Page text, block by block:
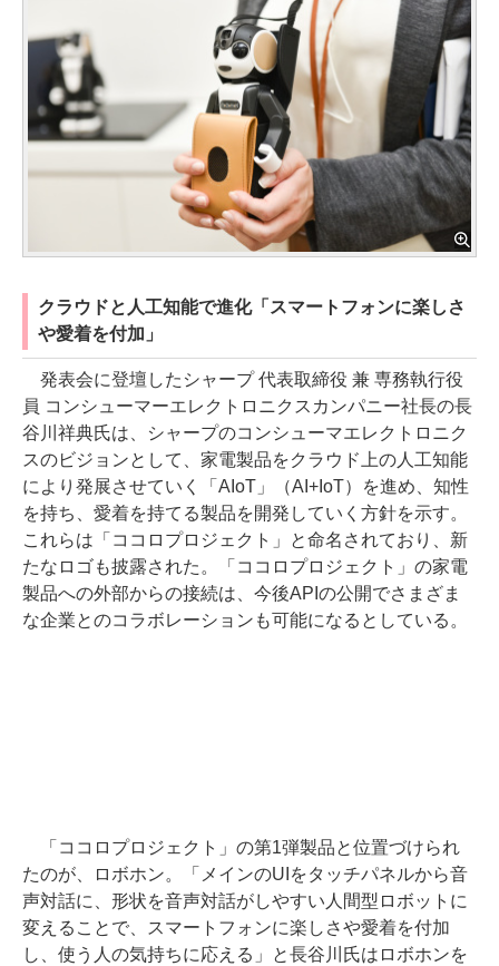
クラウドと人工知能で進化「スマートフォンに楽しさ
や愛着を付加」
発表会に登壇したシャープ 代表取締役 兼 専務執行役
員 コンシューマーエレクトロニクスカンパニー社長の長
谷川祥典氏は、シャープのコンシューマエレクトロニク
スのビジョンとして、家電製品をクラウド上の人工知能
により発展させていく「AIoT」（AI+IoT）を進め、知性
を持ち、愛着を持てる製品を開発していく方針を示す。
これらは「ココロプロジェクト」と命名されており、新
たなロゴも披露された。「ココロプロジェクト」の家電
製品への外部からの接続は、今後APIの公開でさまざま
な企業とのコラボレーションも可能になるとしている。
「ココロプロジェクト」の第1弾製品と位置づけられ
たのが、ロボホン。「メインのUIをタッチパネルから音
声対話に、形状を音声対話がしやすい人間型ロボットに
変えることで、スマートフォンに楽しさや愛着を付加
し、使う人の気持ちに応える」と長谷川氏はロボホンを